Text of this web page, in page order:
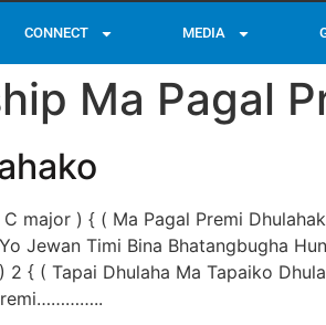
CONNECT MEDIA
Ma Pagal
major ) { ( Ma Pagal Premi
Jewan Timi Bina Bhatangbugha
{ ( Tapai Dhulaha Ma Tapaiko